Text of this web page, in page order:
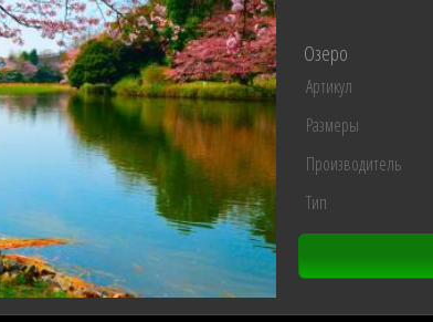
Озеро
Артикул
Размеры
Производитель
Тип